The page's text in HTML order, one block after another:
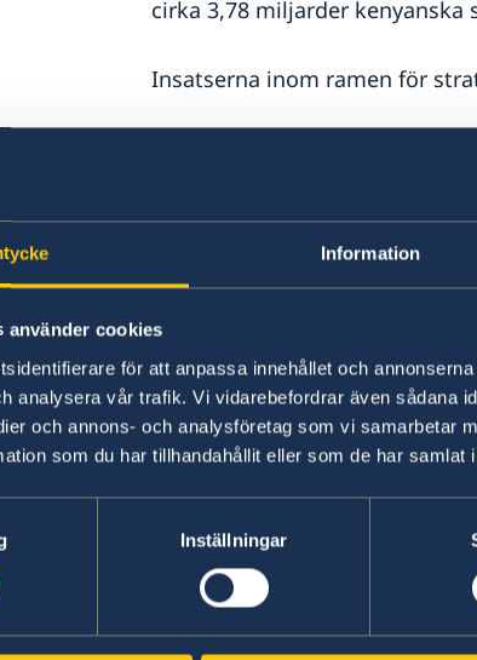
Information
använder cookies
för att anpassa innehållet och
analysera vår trafik. Vi vidarebefordrar även sådana
och annons- och analysföretag som vi samarbetar
som du har tillhandahållit eller som de har samlat
Inställningar
cirka 3,78 miljarder kenyanska
Insatserna inom ramen för
Förbättrad miljö,
miljöpåverkan,
Stärkt förvaltning av
Förbättrad kapacitet
och lokal nivå att bidra
miljöpåverkan,
klimatpåverkan
Ökad produktion av och
Förbättrad tillgång till
2)Stärkt demokrati och
Stärkta demokratiska
Stärkt rättssäkerhet
Stärkt kapacitet hos